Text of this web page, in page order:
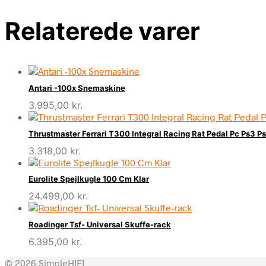
Relaterede varer
Antari -100x Snemaskine
3.995,00 kr.
Thrustmaster Ferrari T300 Integral Racing Rat Pedal Pc Ps3
3.318,00 kr.
Eurolite Spejlkugle 100 Cm Klar
24.499,00 kr.
Roadinger Tsf- Universal Skuffe-rack
6.395,00 kr.
© 2026 SimpleHIFI